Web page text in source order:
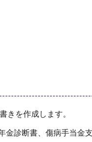
きを作成します。
金診断書、傷病手当金